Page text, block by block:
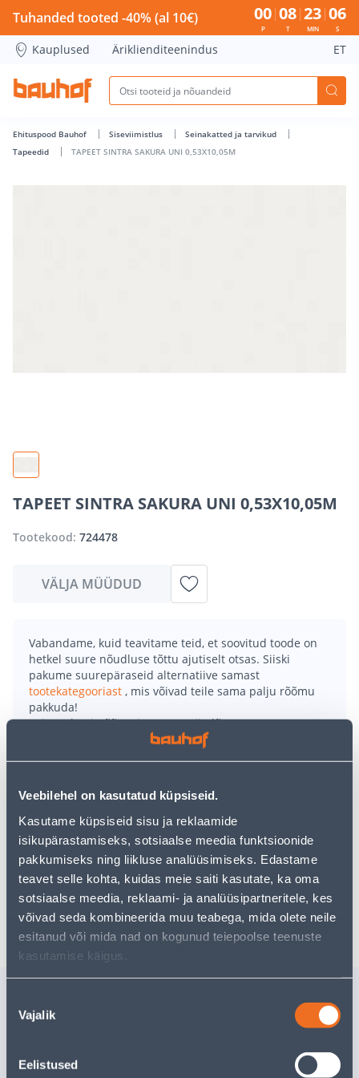
Veebilehel on kasutatud küpsiseid.
Kasutame küpsiseid sisu ja reklaamide
isikupärastamiseks, sotsiaalse meedia funktsioonide
pakkumiseks ning liikluse analüüsimiseks. Edastame
teavet selle kohta, kuidas meie saiti kasutate, ka oma
sotsiaalse meedia, reklaami- ja analüüsipartneritele, kes
võivad seda kombineerida muu teabega, mida olete neile
esitanud või mida nad on kogunud teiepoolse teenuste
kasutamise käigus.
valik
Vajalik
Eelistused
TAPEET SINTRA SAKURA UNI 0,53X10,05M - Bauhof has
Tuhanded tooted -40% (al 10€) 00
P
08
T
23
MIN
06
S
Kauplused Äriklienditeenindus ET
Ehituspood Bauhof Siseviimistlus
Seinakatted ja tarvikud
Tapeedid
TAPEET SINTRA SAKURA UNI 0,53X10,05M
TAPEET SINTRA SAKURA UNI 0,53X10,05M
Tootekood: 724478
VÄLJA MÜÜDUD
Vabandame, kuid teavitame teid, et soovitud toode on
hetkel suure nõudluse tõttu ajutiselt otsas. Siiski
pakume suurepäraseid alternatiive samast
tootekategooriast , mis võivad teile sama palju rõõmu
pakkuda!
Teie ostlemisrõõm ei pea aga siin lõppema - oma
uurimistööd saate jätkata, naastes
• Vinüültapeet kollektsioonist Sakura Uni.
• Paani laius on 53 cm, rulli pikkus 10,05 m.
• 14-päevane tagastusõigus
Tarne pole võimalik
TAPEET
Tarne pole